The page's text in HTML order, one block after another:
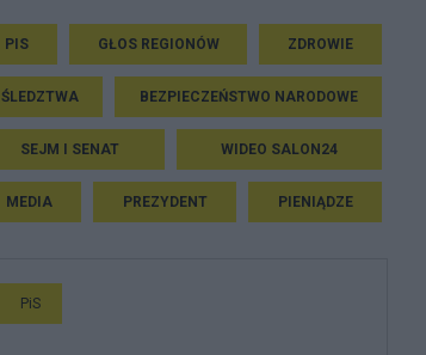
PIS GŁOS REGIONÓW ZDROWIE
ŚLEDZTWA BEZPIECZEŃSTWO NARODOWE
SEJM I SENAT WIDEO SALON24
MEDIA PREZYDENT PIENIĄDZE
PiS